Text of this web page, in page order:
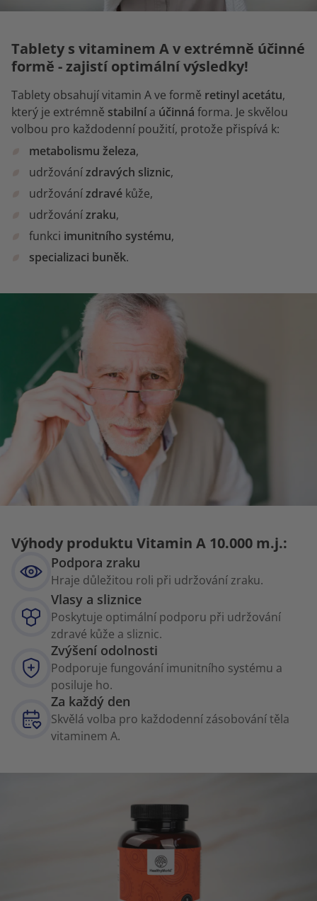
Tablety s vitaminem A v extrémně účinné
formě - zajistí optimální výsledky!
Tablety obsahují vitamin A ve formě retinyl acetátu,
který je extrémně stabilnía účinná forma. Je skvělou
volbou pro každodenní použití, protože přispívá k:
metabolismu železa,
udržovánízdravých sliznic,
udržovánízdravé kůže,
udržovánízraku,
funkci imunitního systému,
specializaci buněk.
Výhody produktu Vitamin A 10.000 m.j.:
Podpora zraku
Hraje důležitou roli při udržování zraku.
Vlasy a sliznice
Poskytuje optimální podporu při udržování
zdravé kůže a sliznic.
Zvýšení odolnosti
Podporuje fungování imunitního systému a
posiluje ho.
Za každý den
Skvělá volba pro každodenní zásobování těla
vitaminem A.